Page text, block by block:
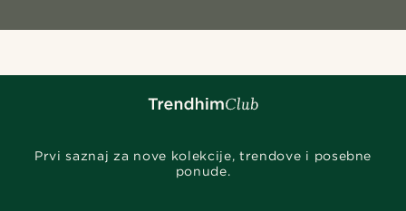
Prvi saznaj za nove kolekcije, trendove i posebne
ponude.